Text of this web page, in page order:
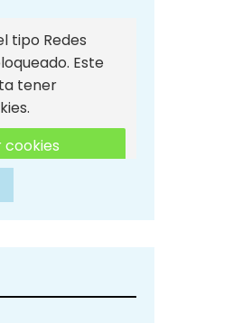
tipo Redes
Este
tener
de Redes